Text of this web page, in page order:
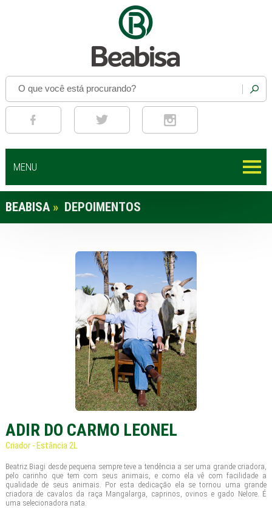
MENU
BEABISA » DEPOIMENTOS
ADIR DO CARMO LEONEL
Criador - Estância 2L
Beatriz Biagi desde pequena sempre teve a tendência a ser uma grande criadora,
pelo carinho que tem com seus animais, e como ela vê com facilidade a
qualidade de seus animais. Por esta dedicação ela se tornou uma grande
criadora de cavalos da raça Mangalarga, caprinos, ovinos e gado Nelore. É
uma selecionadora nata.